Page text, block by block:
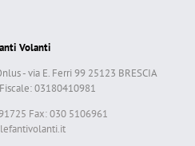
Volanti
- via E. Ferri 99 25123 BRESCIA
03180410981
Fax: 030 5106961